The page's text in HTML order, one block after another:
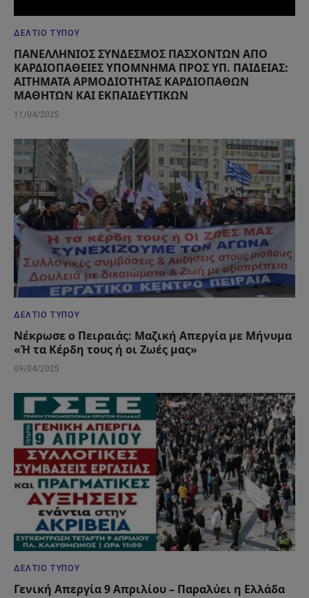
ΔΕΛΤΊΟ ΤΎΠΟΥ
ΠΑΝΕΛΛΗΝΙΟΣ ΣΥΝΔΕΣΜΟΣ ΠΑΣΧΟΝΤΩΝ ΑΠΟ
ΚΑΡΔΙΟΠΑΘΕΙΕΣ ΥΠΟΜΝΗΜΑ ΠΡΟΣ ΥΠ. ΠΑΙΔΕΙΑΣ:
ΑΙΤΗΜΑΤΑ ΑΡΜΟΔΙΟΤΗΤΑΣ ΚΑΡΔΙΟΠΑΘΩΝ
ΜΑΘΗΤΩΝ ΚΑΙ ΕΚΠΑΙΔΕΥΤΙΚΩΝ
11/04/2025
ΔΕΛΤΊΟ ΤΎΠΟΥ
Νέκρωσε ο Πειραιάς: Μαζική Απεργία με Μήνυμα
«Ή τα Κέρδη τους ή οι Ζωές μας»
09/04/2025
ΔΕΛΤΊΟ ΤΎΠΟΥ
Γενική Απεργία 9 Απριλίου – Παραλύει η Ελλάδα